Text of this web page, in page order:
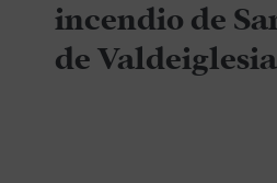
incendio de
de